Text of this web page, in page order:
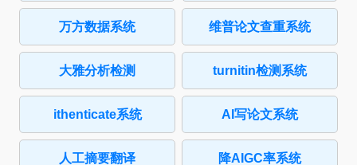
万方数据系统 维普论文查重系统
大雅分析检测 turnitin检测系统
ithenticate系统 AI写论文系统
人工摘要翻译 降AIGC率系统